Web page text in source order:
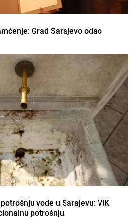
Grad Sarajevo odao
vode u Sarajevu: ViK
potrošnju